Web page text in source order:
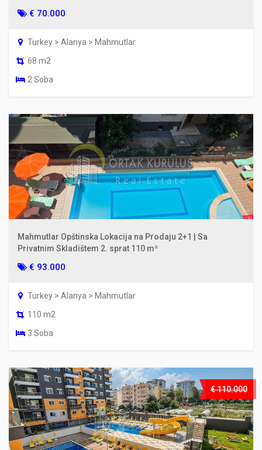
€ 70.000
Turkey > Alanya > Mahmutlar
68 m2
2 Soba
Mahmutlar Opštinska Lokacija na Prodaju 2+1 | Sa
Privatnim Skladištem 2. sprat 110 m²
€ 93.000
Turkey > Alanya > Mahmutlar
110 m2
3 Soba
€ 110.000